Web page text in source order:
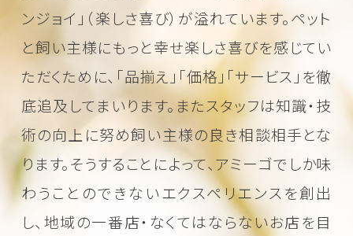
ンジョイ」（楽しさ喜び）が溢れています。ペット
と飼い主様にもっと幸せ楽しさ喜びを感じてい
ただくために、 「品揃え」「価格」「サービス」を徹
底追及してまいります。またスタッフは知識・技
術の向上に努め飼い主様の良き相談相手とな
ります。そうすることによって、アミーゴでしか味
わうことのできないエクスペリエンスを創出
し、地域の一番店・なくてはならないお店を目